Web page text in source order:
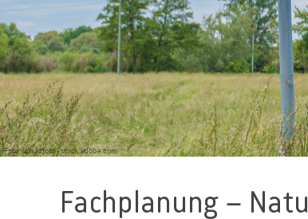
Foto: schulzfoto - stock.adobe.com
Fachplanung –